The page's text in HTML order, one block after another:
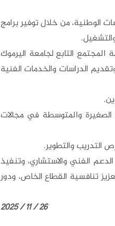
الوطنية، من خلال توفير برامج
التابع لجامعة اليرموك
الدراسات والخدمات الفنية
والمتوسطة في مجالات
التدريب والتطوير.
الفني والاستشاري، وتنفيذ
تنافسية القطاع الخاص، ودور
26 / 11 / 2025